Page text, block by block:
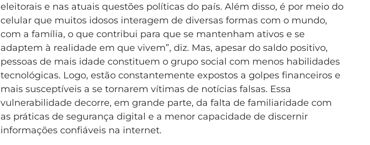
eleitorais e nas atuais questões políticas do país. Além disso, é por meio do
celular que muitos idosos interagem de diversas formas com o mundo,
com a família, o que contribui para que se mantenham ativos e se
adaptem à realidade em que vivem”, diz. Mas, apesar do saldo positivo,
pessoas de mais idade constituem o grupo social com menos habilidades
tecnológicas. Logo, estão constantemente expostos a golpes financeiros e
mais susceptíveis a se tornarem vítimas de notícias falsas. Essa
vulnerabilidade decorre, em grande parte, da falta de familiaridade com
as práticas de segurança digital e a menor capacidade de discernir
informações confiáveis na internet.